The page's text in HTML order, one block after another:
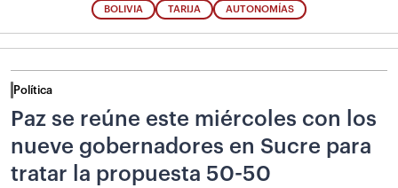
BOLIVIA TARIJA AUTONOMÍAS
Política
Paz se reúne este miércoles con los
nueve gobernadores en Sucre para
tratar la propuesta 50-50